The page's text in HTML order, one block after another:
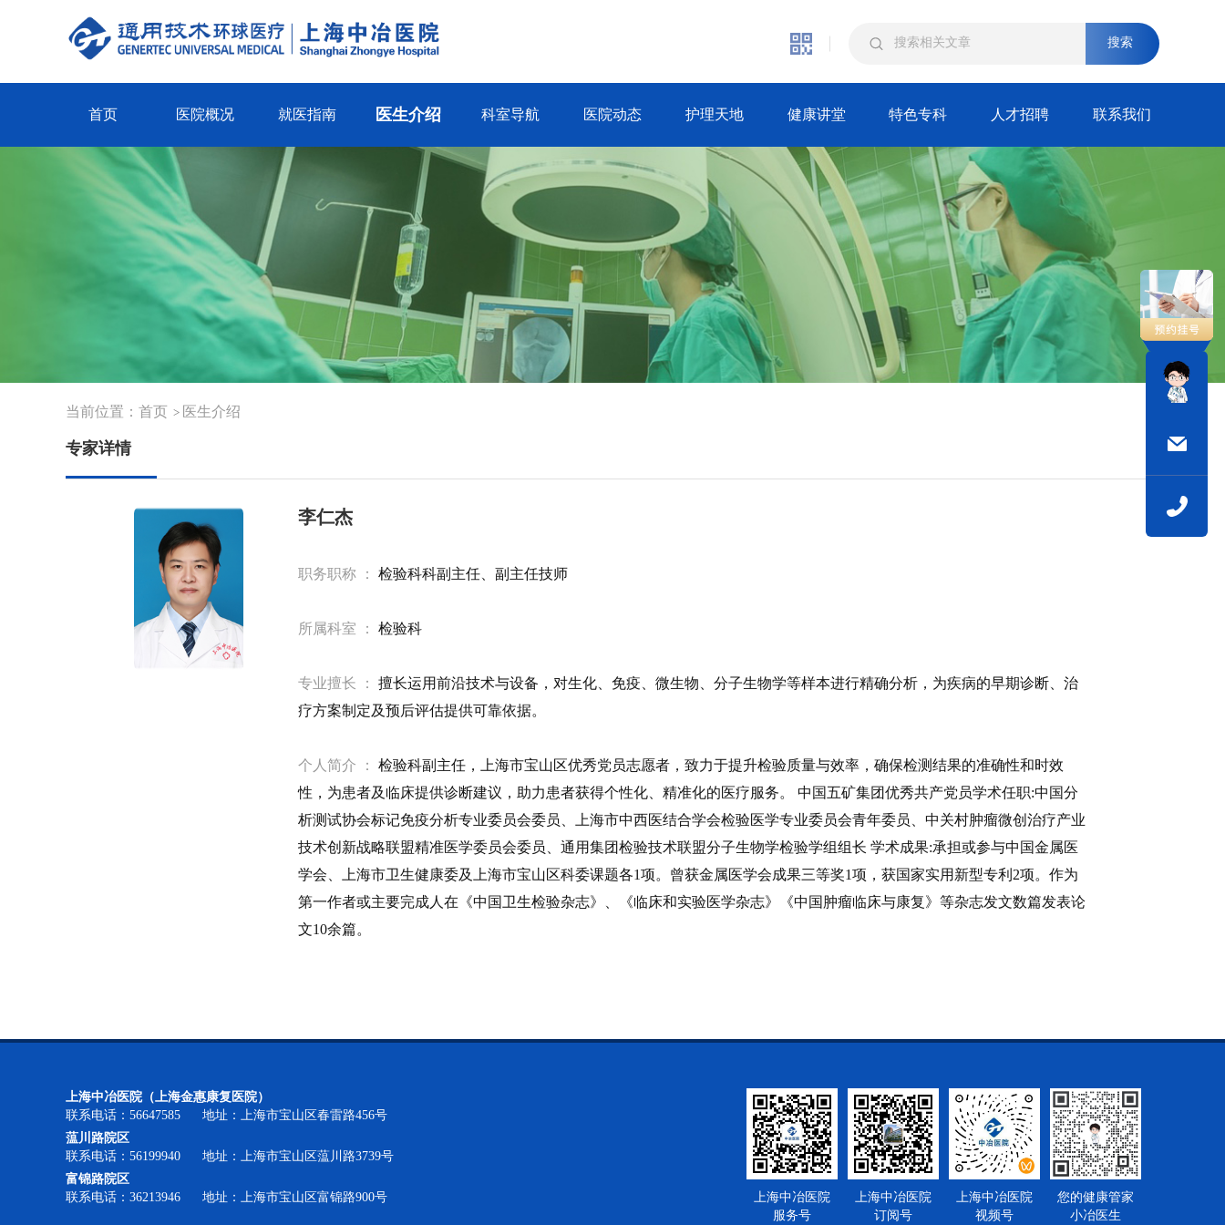
搜索
首页 医院概况 就医指南 医生介绍 科室导航 医院动态 护理天地 健康讲堂 特色专科 人才招聘 联系我们
当前位置： 首页 > 医生介绍
专家详情
李仁杰
职务职称 ： 检验科科副主任、副主任技师
所属科室 ： 检验科
专业擅长 ：
擅长运用前沿技术与设备，对生化、免疫、微生物、分子生物学等样本进行精确分析，为疾病的早期诊断、治
疗方案制定及预后评估提供可靠依据。
个人简介 ：
检验科副主任，上海市宝山区优秀党员志愿者，致力于提升检验质量与效率，确保检测结果的准确性和时效
性，为患者及临床提供诊断建议，助力患者获得个性化、精准化的医疗服务。 中国五矿集团优秀共产党员学术任职:中国分
析测试协会标记免疫分析专业委员会委员、上海市中西医结合学会检验医学专业委员会青年委员、中关村肿瘤微创治疗产业
技术创新战略联盟精准医学委员会委员、通用集团检验技术联盟分子生物学检验学组组长 学术成果:承担或参与中国金属医
学会、上海市卫生健康委及上海市宝山区科委课题各1项。曾获金属医学会成果三等奖1项，获国家实用新型专利2项。作为
第一作者或主要完成人在《中国卫生检验杂志》、《临床和实验医学杂志》《中国肿瘤临床与康复》等杂志发文数篇发表论
文10余篇。
上海中冶医院（上海金惠康复医院）
联系电话：56647585 地址：上海市宝山区春雷路456号
蕰川路院区
联系电话：56199940 地址：上海市宝山区蕰川路3739号
富锦路院区
联系电话：36213946 地址：上海市宝山区富锦路900号
上海中冶医院
服务号
上海中冶医院
订阅号
上海中冶医院
视频号
您的健康管家
小冶医生